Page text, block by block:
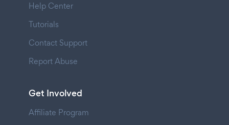
Help Center
Tutorials
Contact Support
Report Abuse
Get Involved
Affiliate Program